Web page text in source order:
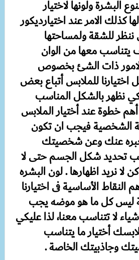
البشرة ولونها لاختيار
كذلك الامر عند اختيارديكور
للشقة ولمساحتها
يتناسب معها من الوان
ذات الشئ بخصوص
للملابس أتباع بعض
نظهر بالشكل المناسب
خطوة عند أختيار الملابس
الشخصية فيجب ان تكون
عنك وعن شخصيتك
تحديد شكل الجسم حتى لا
لا نريد اظهارها . لون البشره
الأساسية فى اختيارنا
ليس كل ما هو موضه يجب
لا تتناسب معنا، لذا عليكي
أختيار ما يتناسب
وجاذبيتك الخاصة .